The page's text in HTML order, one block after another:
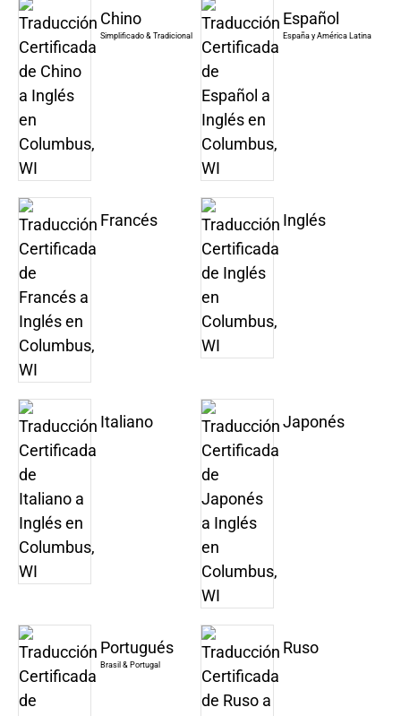
Chino
Simplificado & Tradicional
Español
España y América Latina
Francés Inglés
Italiano Japonés
Portugués
Brasil & Portugal
Ruso